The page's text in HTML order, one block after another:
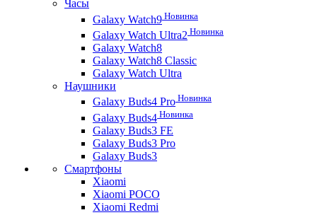
Часы
Galaxy Watch9 Новинка
Galaxy Watch Ultra2 Новинка
Galaxy Watch8
Galaxy Watch8 Classic
Galaxy Watch Ultra
Наушники
Galaxy Buds4 Pro Новинка
Galaxy Buds4 Новинка
Galaxy Buds3 FE
Galaxy Buds3 Pro
Galaxy Buds3
Смартфоны
Xiaomi
Xiaomi POCO
Xiaomi Redmi